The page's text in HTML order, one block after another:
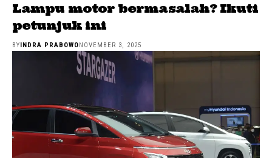
Lampu motor bermasalah? Ikuti
petunjuk ini
BY INDRA PRABOWO NOVEMBER 3, 2025